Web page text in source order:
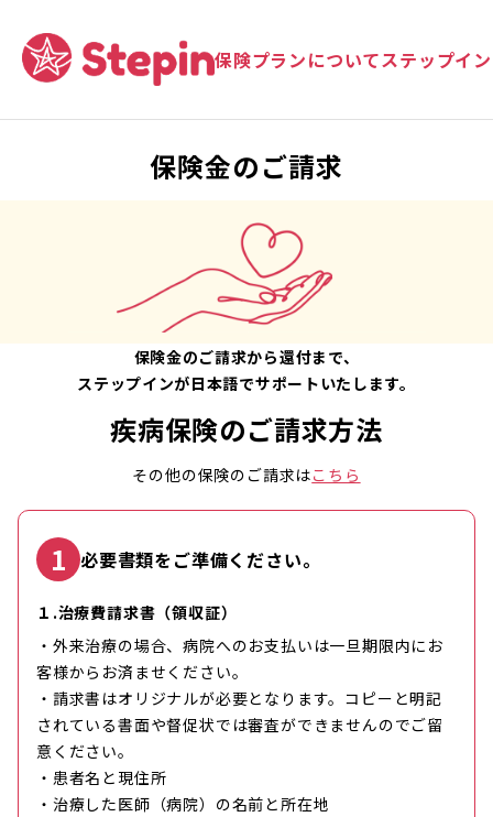
保険プランについてステップイ
保険金のご請求
保険金のご請求から還付まで、
ステップインが日本語でサポートいたします。
疾病保険のご請求方法
その他の保険のご請求はこちら
1 必要書類をご準備ください。
１.治療費請求書（領収証）
・外来治療の場合、病院へのお支払いは一旦期限内にお
客様からお済ませください。
・請求書はオリジナルが必要となります。コピーと明記
されている書面や督促状では審査ができませんのでご留
意ください。
・患者名と現住所
・治療した医師（病院）の名前と所在地